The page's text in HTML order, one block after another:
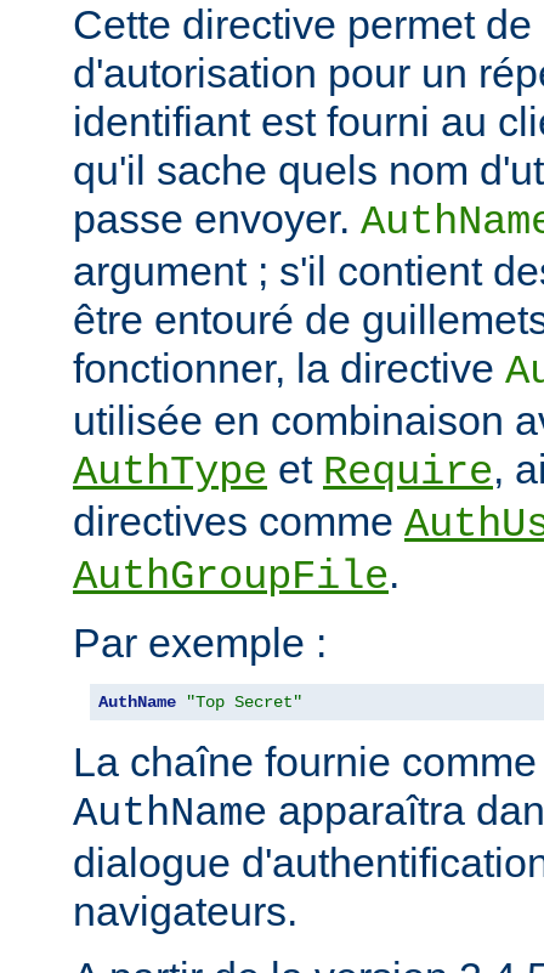
Cette directive permet
d'autorisation pour un
identifiant est fourni au
qu'il sache quels nom
passe envoyer.
argument ; s'il contient
être entouré de
fonctionner, la directive
utilisée en combinaison
AuthType et Require,
directives comme
AuthGroupFile.
Par exemple :
AuthName "Top Secret"
La chaîne fournie
AuthName apparaîtra
dialogue
navigateurs.